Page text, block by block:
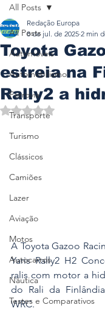
All Posts
Automóveis
Automobilismo
Ferrovia
Transporte
Turismo
Clássicos
Camiões
Lazer
Aviação
Motos
Autocarros
Náutica
Testes e Comparativos
All Posts
Toyota
estreia na
Rally2 a
Redação Europa
8 de jul. de 2025 2 min
Avaliado com NaN
A Toyota Gazoo
Yaris Rally2 H2
ralis com motor a
do Rali da
WRC.